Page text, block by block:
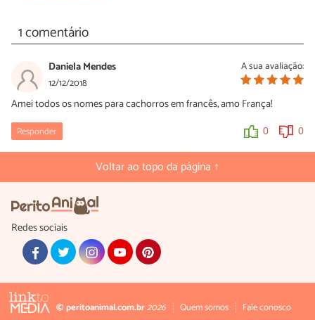
1 comentário
A sua avaliação:
Daniela Mendes
12/12/2018
Amei todos os nomes para cachorros em francês, amo França!
Responder 0 0
Voltar ao topo da página ↑
Redes sociais
© peritoanimal.com.br2026 Quem somos Fale conosco